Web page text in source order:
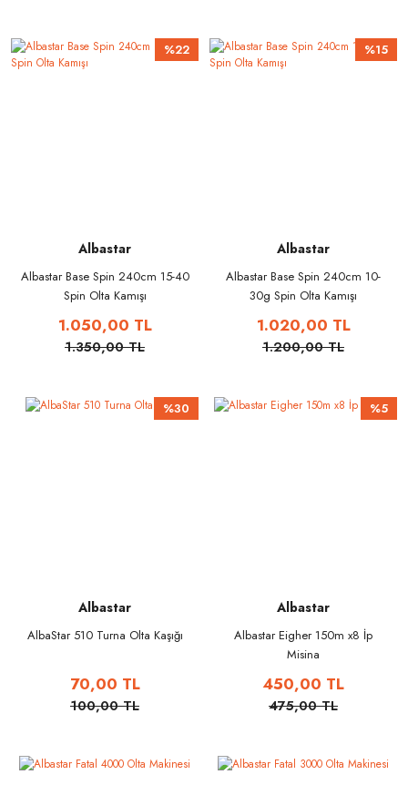
%22
Albastar
Albastar Base Spin 240cm 15-40
Spin Olta Kamışı
1.050,00 TL
1.350,00 TL
%15
Albastar
Albastar Base Spin 240cm 10-
30g Spin Olta Kamışı
1.020,00 TL
1.200,00 TL
%30
Albastar
AlbaStar 510 Turna Olta Kaşığı
70,00 TL
100,00 TL
%5
Albastar
Albastar Eigher 150m x8 İp
Misina
450,00 TL
475,00 TL